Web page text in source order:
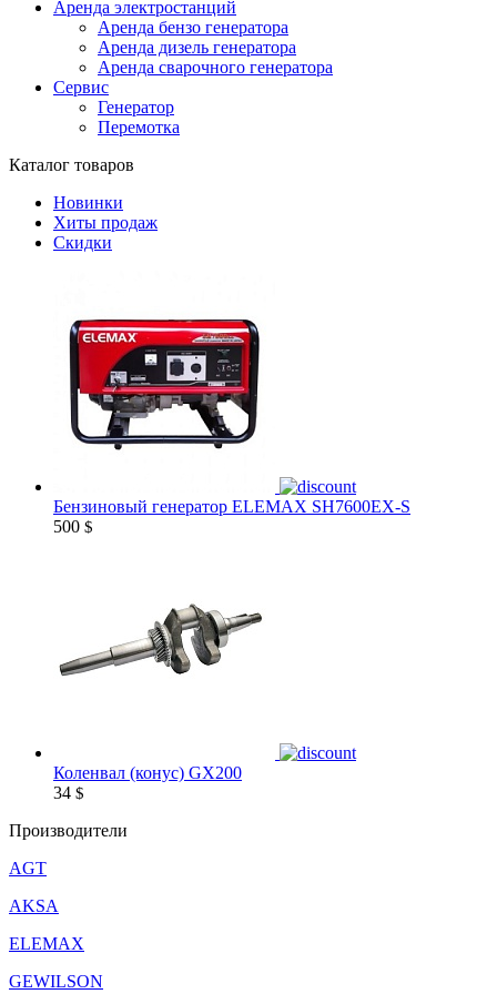
Аренда электростанций
Аренда бензо генератора
Аренда дизель генератора
Аренда сварочного генератора
Сервис
Генератор
Перемотка
Каталог товаров
Новинки
Хиты продаж
Скидки
Бензиновый генератор ELEMAX SH7600EX-S
500 $
Коленвал (конус) GX200
34 $
Производители
AGT
AKSA
ELEMAX
GEWILSON